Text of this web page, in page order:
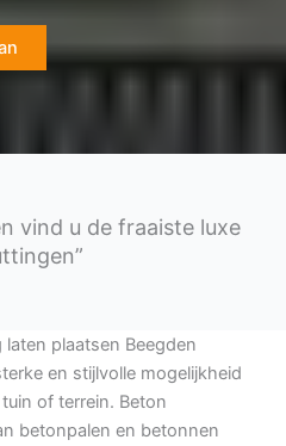
vind u de fraaiste luxe
plaatsen Beegden
en stijlvolle mogelijkheid
of terrein. Beton
betonpalen en betonnen